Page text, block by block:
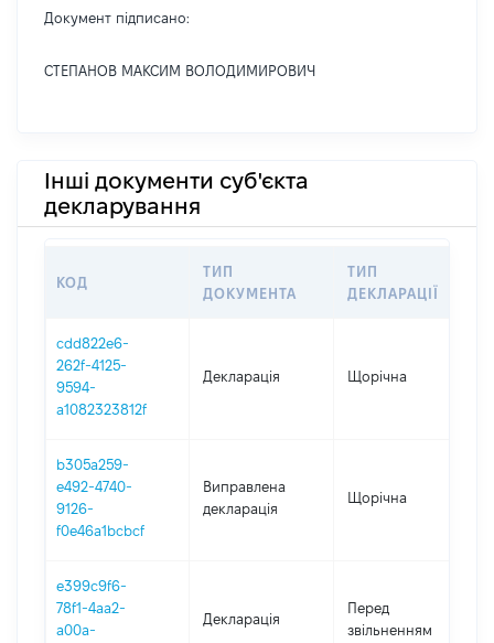
Документ підписано:
СТЕПАНОВ МАКСИМ ВОЛОДИМИРОВИЧ
Інші документи суб'єкта
декларування
КОД
ТИП
ДОКУМЕНТА
ТИП
ДЕКЛАРАЦІЇ
cdd822e6-
262f-4125-
9594-
a1082323812f
Декларація Щорічна
b305a259-
e492-4740-
9126-
f0e46a1bcbcf
Виправлена
декларація
Щорічна
e399c9f6-
78f1-4aa2-
a00a-
Декларація
Перед
звільненням